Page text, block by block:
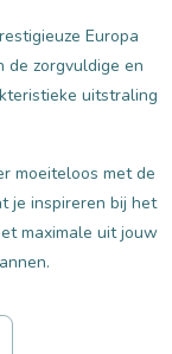
Europa
de zorgvuldige en
uitstraling
moeiteloos met de
je inspireren bij het
maximale uit jouw